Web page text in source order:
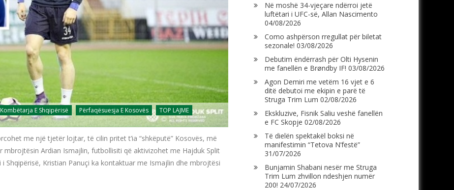
Kombëtarja E Shqipërisë Përfaqësuesja E Kosovës TOP LAJME
me një tjetër lojtar, të cilin pritet t’ia “shkëputë” Kosovës, më
mbrojtësin Ardian Ismajlin, futbollisiti që aktivizohet me Hajduk Split
Shqipërisë, Kristian Panuçi ka kontaktuar me Ismajlin dhe mbrojtësi
Në moshë 34-vjeçare ndërroi jetë
luftëtari i UFC-së, Allan Nascimento
04/08/2026
Como ashpërson rregullat për biletat
sezonale! 03/08/2026
Debutim ëndërrash për Olti Hysenin
me fanellën e Brøndby IF! 03/08/2026
Agon Demiri me vetëm 16 vjet e 6
ditë debutoi me ekipin e parë të
Struga Trim Lum 02/08/2026
Ekskluzive, Fisnik Saliu veshë fanellën
e FC Skopje 02/08/2026
Të dielën spektakël boksi në
manifestimin “Tetova N’festë”
31/07/2026
Bunjamin Shabani nesër me Struga
Trim Lum zhvillon ndeshjen numër
200! 24/07/2026